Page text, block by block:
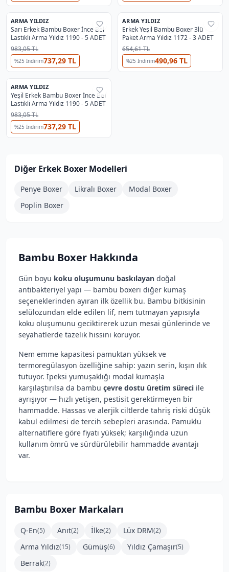
%28
ARMA YILDIZ
Sarı Erkek Bambu Boxer İnce Bel
Lastikli Arma Yıldız 1190 - 5 ADET
983,05 TL
%25 İndirim737,29 TL
%28
ARMA YILDIZ
Erkek Yeşil Bambu Boxer 3lü
Paket Arma Yıldız 1172 - 3 ADET
654,61 TL
%25 İndirim490,96 TL
%28
ARMA YILDIZ
Yeşil Erkek Bambu Boxer İnce Bel
Lastikli Arma Yıldız 1190 - 5 ADET
983,05 TL
%25 İndirim737,29 TL
Diğer Erkek Boxer Modelleri
Penye Boxer Likralı Boxer
Modal Boxer
Poplin Boxer
Bambu Boxer Hakkında
Gün boyu koku oluşumunu baskılayan doğal
antibakteriyel yapı — bambu boxerı diğer kumaş
seçeneklerinden ayıran ilk özellik bu. Bambu bitkisinin
selülozundan elde edilen lif, nem tutmayan yapısıyla
koku oluşumunu geciktirerek uzun mesai günlerinde ve
seyahatlerde tazelik hissini koruyor.
Nem emme kapasitesi pamuktan yüksek ve
termoregülasyon özelliğine sahip: yazın serin, kışın ılık
tutuyor. İpeksi yumuşaklığı modal kumaşla
karşılaştırılsa da bambu çevre dostu üretim süreci ile
ayrışıyor — hızlı yetişen, pestisit gerektirmeyen bir
hammadde. Hassas ve alerjik ciltlerde tahriş riski düşük
kabul edilmesi de tercih sebepleri arasında. Pamuklu
alternatiflere göre fiyatı yüksek; karşılığında uzun
kullanım ömrü ve sürdürülebilir hammadde avantajı
var.
Bambu Boxer Markaları
Q-En(5) Anıt(2) İlke(2) Lüx DRM(2)
Arma Yıldız(15) Gümüş(6) Yıldız Çamaşır(5)
Berrak(2)